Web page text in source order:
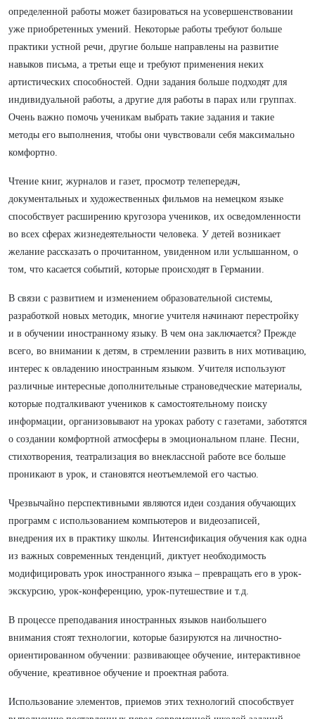
определенной работы может базироваться на усовершенствовании
уже приобретенных умений. Некоторые работы требуют больше
практики устной речи, другие больше направлены на развитие
навыков письма, а третьи еще и требуют применения неких
артистических способностей. Одни задания больше подходят для
индивидуальной работы, а другие для работы в парах или группах.
Очень важно помочь ученикам выбрать такие задания и такие
методы его выполнения, чтобы они чувствовали себя максимально
комфортно.
Чтение книг, журналов и газет, просмотр телепередач,
документальных и художественных фильмов на немецком языке
способствует расширению кругозора учеников, их осведомленности
во всех сферах жизнедеятельности человека. У детей возникает
желание рассказать о прочитанном, увиденном или услышанном, о
том, что касается событий, которые происходят в Германии.
В связи с развитием и изменением образовательной системы,
разработкой новых методик, многие учителя начинают перестройку
и в обучении иностранному языку. В чем она заключается? Прежде
всего, во внимании к детям, в стремлении развить в них мотивацию,
интерес к овладению иностранным языком. Учителя используют
различные интересные дополнительные страноведческие материалы,
которые подталкивают учеников к самостоятельному поиску
информации, организовывают на уроках работу с газетами, заботятся
о создании комфортной атмосферы в эмоциональном плане. Песни,
стихотворения, театрализация во внеклассной работе все больше
проникают в урок, и становятся неотъемлемой его частью.
Чрезвычайно перспективными являются идеи создания обучающих
программ с использованием компьютеров и видеозаписей,
внедрения их в практику школы. Интенсификация обучения как одна
из важных современных тенденций, диктует необходимость
модифицировать урок иностранного языка – превращать его в урок-
экскурсию, урок-конференцию, урок-путешествие и т.д.
В процессе преподавания иностранных языков наибольшего
внимания стоят технологии, которые базируются на личностно-
ориентированном обучении: развивающее обучение, интерактивное
обучение, креативное обучение и проектная работа.
Использование элементов, приемов этих технологий способствует